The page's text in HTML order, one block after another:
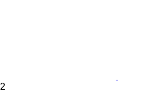
2